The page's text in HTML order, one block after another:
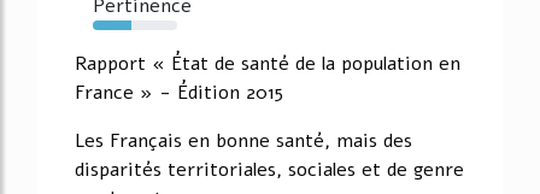
Pertinence
46%
Rapport « État de santé de la population en
France » - Édition 2015
Les Français en bonne santé, mais des
disparités territoriales, sociales et de genre